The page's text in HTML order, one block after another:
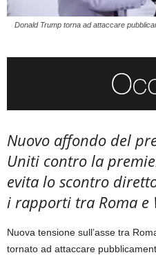
Donald Trump torna ad attaccare
Nuovo affondo del
Uniti contro la
evita lo scontro
i rapporti tra Roma e
Nuova tensione sull’asse tra
tornato ad attaccare